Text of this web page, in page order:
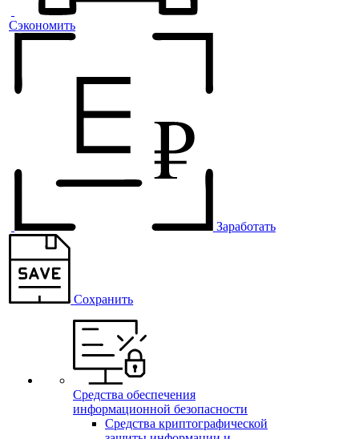
Сэкономить
Заработать
Сохранить
Средства обеспечения
информационной безопасности
Средства криптографической